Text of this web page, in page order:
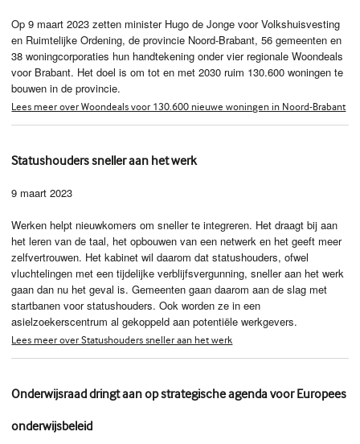
Op 9 maart 2023 zetten minister Hugo de Jonge voor Volkshuisvesting
en Ruimtelijke Ordening, de provincie Noord-Brabant, 56 gemeenten en
38 woningcorporaties hun handtekening onder vier regionale Woondeals
voor Brabant. Het doel is om tot en met 2030 ruim 130.600 woningen te
bouwen in de provincie.
Lees meer over Woondeals voor 130.600 nieuwe woningen in Noord-Brabant
Statushouders sneller aan het werk
9 maart 2023
Werken helpt nieuwkomers om sneller te integreren. Het draagt bij aan
het leren van de taal, het opbouwen van een netwerk en het geeft meer
zelfvertrouwen. Het kabinet wil daarom dat statushouders, ofwel
vluchtelingen met een tijdelijke verblijfsvergunning, sneller aan het werk
gaan dan nu het geval is. Gemeenten gaan daarom aan de slag met
startbanen voor statushouders. Ook worden ze in een
asielzoekerscentrum al gekoppeld aan potentiële werkgevers.
Lees meer over Statushouders sneller aan het werk
Onderwijsraad dringt aan op strategische agenda voor Europees
onderwijsbeleid